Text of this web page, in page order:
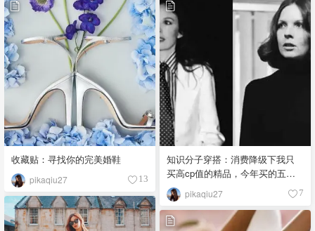
收藏贴：寻找你的完美婚鞋
pikaqiu27 13
知识分子穿搭：消费降级下我只
买高cp值的精品，今年买的五件
宝藏单品pikaqiu27 7